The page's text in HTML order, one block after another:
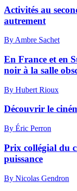
Activités au
autrement
By Ambre Sachet
En France et en
noir à la salle
By Hubert Rioux
Découvrir le
By Éric Perron
Prix collégial du
puissance
By Nicolas Gendron